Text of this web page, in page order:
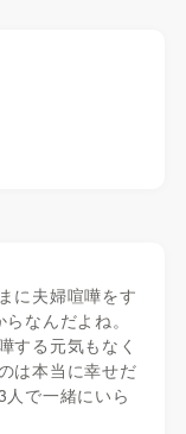
に夫婦喧嘩をす
なんだよね。
する元気もなく
は本当に幸せだ
で一緒にいら